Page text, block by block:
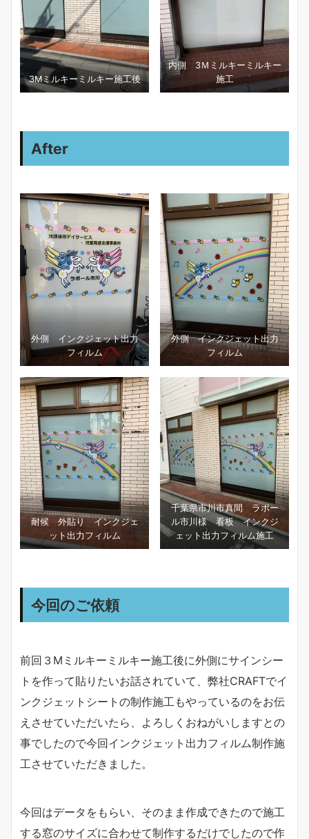
3Ⅿミルキーミルキー施工後
内側 3Ｍミルキーミルキー
施工
After
外側 インクジェット出力
フィルム
外側 インクジェット出力
フィルム
耐候 外貼り インクジェ
ット出力フィルム
千葉県市川市真間 ラポー
ル市川様 看板 インクジ
ェット出力フィルム施工
今回のご依頼
前回３Mミルキーミルキー施工後に外側にサインシー
トを作って貼りたいお話されていて、弊社CRAFTでイ
ンクジェットシートの制作施工もやっているのをお伝
えさせていただいたら、よろしくおねがいしますとの
事でしたので今回インクジェット出力フィルム制作施
工させていただきました。
今回はデータをもらい、そのまま作成できたので施工
する窓のサイズに合わせて制作するだけでしたので作